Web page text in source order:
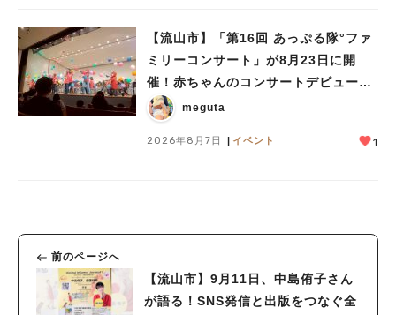
【流山市】「第16回 あっぷる隊°ファ
ミリーコンサート」が8月23日に開
催！赤ちゃんのコンサートデビューに
も♪
meguta
2026年8月7日 イベント 1
前のページへ
【流山市】9月11日、中島侑子さん
が語る！SNS発信と出版をつなぐ全